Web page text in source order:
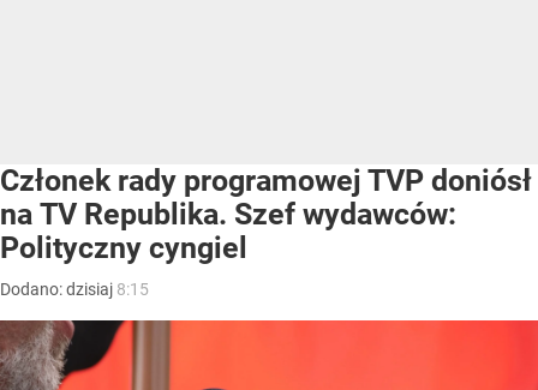
Członek rady programowej TVP doniósł
na TV Republika. Szef wydawców:
Polityczny cyngiel
Dodano:dzisiaj 8:15